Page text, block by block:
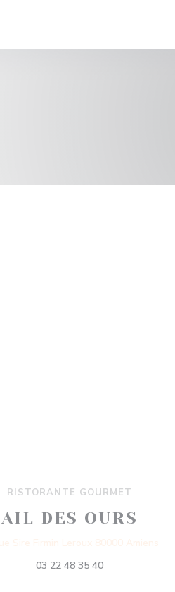
RISTORANTE GOURMET
AIL DES OURS
03 22 48 35 40